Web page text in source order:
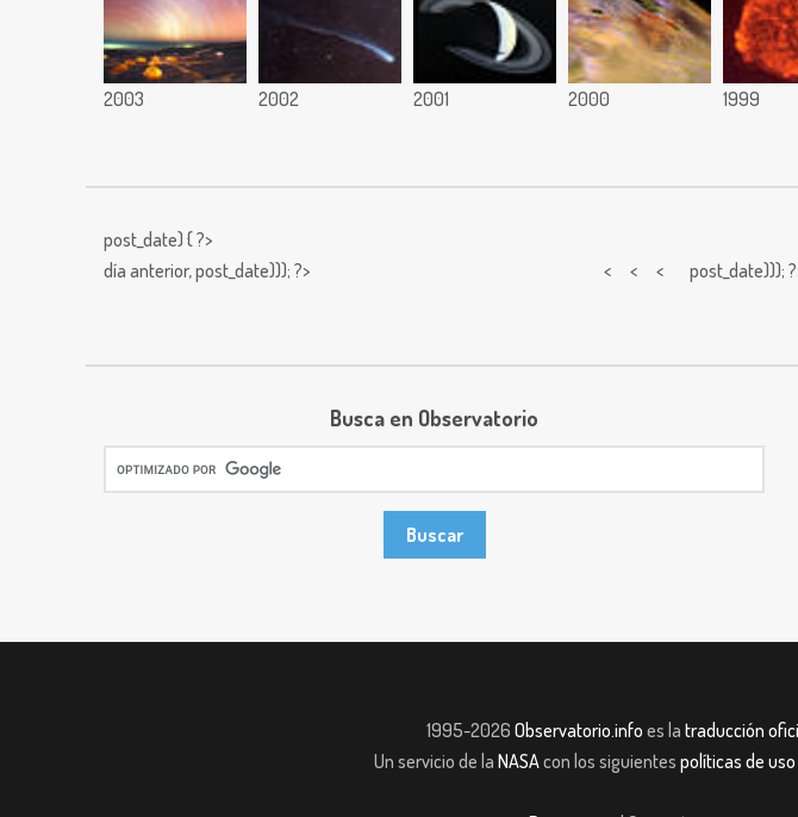
2003 2002 2001 2000 1999
post_date) { ?>
día anterior,post_date))); ?> < < <
Busca en Observatorio
1995-2026 Observatorio.info es la traducción
Un servicio de la NASAcon los siguientes políticas de uso